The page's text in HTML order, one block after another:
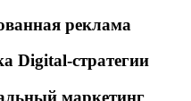
реклама
Digital-стратегии
маркетинг